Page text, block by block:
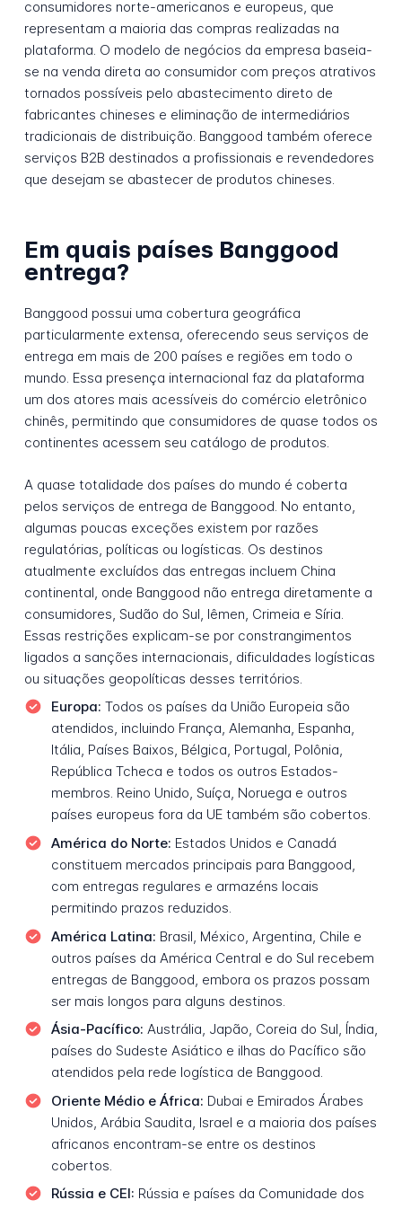
consumidores norte-americanos e europeus, que
representam a maioria das compras realizadas na
plataforma. O modelo de negócios da empresa baseia-
se na venda direta ao consumidor com preços atrativos
tornados possíveis pelo abastecimento direto de
fabricantes chineses e eliminação de intermediários
tradicionais de distribuição. Banggood também oferece
serviços B2B destinados a profissionais e revendedores
que desejam se abastecer de produtos chineses.
Em quais países Banggood
entrega?
Banggood possui uma cobertura geográfica
particularmente extensa, oferecendo seus serviços de
entrega em mais de 200 países e regiões em todo o
mundo. Essa presença internacional faz da plataforma
um dos atores mais acessíveis do comércio eletrônico
chinês, permitindo que consumidores de quase todos os
continentes acessem seu catálogo de produtos.
A quase totalidade dos países do mundo é coberta
pelos serviços de entrega de Banggood. No entanto,
algumas poucas exceções existem por razões
regulatórias, políticas ou logísticas. Os destinos
atualmente excluídos das entregas incluem China
continental, onde Banggood não entrega diretamente a
consumidores, Sudão do Sul, Iêmen, Crimeia e Síria.
Essas restrições explicam-se por constrangimentos
ligados a sanções internacionais, dificuldades logísticas
ou situações geopolíticas desses territórios.
Europa: Todos os países da União Europeia são
atendidos, incluindo França, Alemanha, Espanha,
Itália, Países Baixos, Bélgica, Portugal, Polônia,
República Tcheca e todos os outros Estados-
membros. Reino Unido, Suíça, Noruega e outros
países europeus fora da UE também são cobertos.
América do Norte: Estados Unidos e Canadá
constituem mercados principais para Banggood,
com entregas regulares e armazéns locais
permitindo prazos reduzidos.
América Latina: Brasil, México, Argentina, Chile e
outros países da América Central e do Sul recebem
entregas de Banggood, embora os prazos possam
ser mais longos para alguns destinos.
Ásia-Pacífico: Austrália, Japão, Coreia do Sul, Índia,
países do Sudeste Asiático e ilhas do Pacífico são
atendidos pela rede logística de Banggood.
Oriente Médio e África: Dubai e Emirados Árabes
Unidos, Arábia Saudita, Israel e a maioria dos países
africanos encontram-se entre os destinos
cobertos.
Rússia e CEI: Rússia e países da Comunidade dos